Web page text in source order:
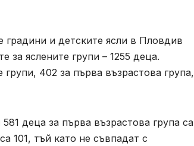
градини и детските ясли в Пловдив
за яслените групи – 1255 деца.
402 за първа възрастова група,
деца за първа възрастова група са
101, тъй като не съвпадат с